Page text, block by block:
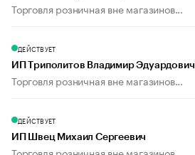
Торговля розничная вне магазинов...
ДЕЙСТВУЕТ
ИП Триполитов Владимир Эдуардович
Торговля розничная вне магазинов...
ДЕЙСТВУЕТ
ИП Швец Михаил Сергеевич